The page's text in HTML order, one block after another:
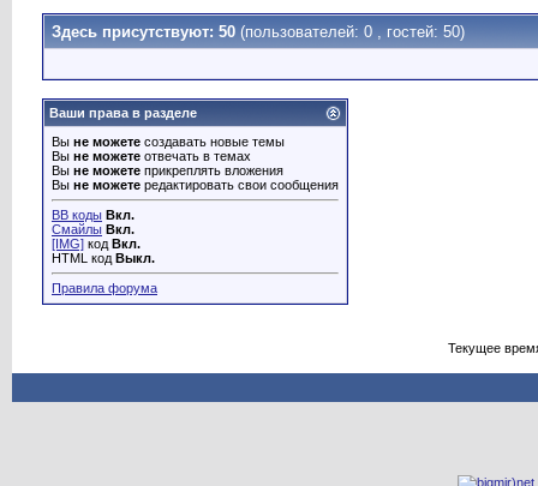
Здесь присутствуют: 50 (пользователей: 0 , гостей: 50)
Ваши права в разделе
Вы не можете создавать новые темы
Вы не можете отвечать в темах
Вы не можете прикреплять вложения
Вы не можете редактировать свои сообщения
BB коды Вкл.
Смайлы Вкл.
[IMG] код Вкл.
HTML код Выкл.
Правила форума
Текущее